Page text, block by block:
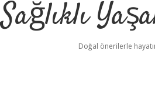
Sağlıklı
Doğal önerilerle